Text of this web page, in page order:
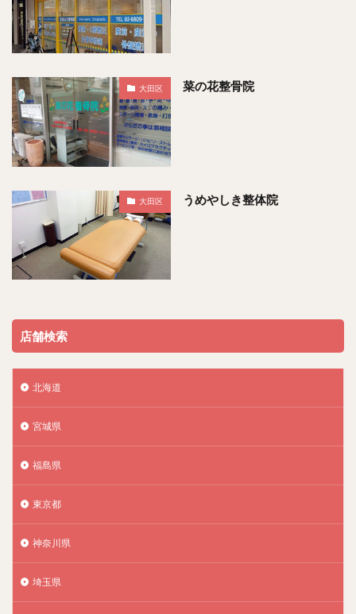
大田区 菜の花整骨院
大田区 うめやしき整体院
店舗検索
北海道
宮城県
福島県
東京都
神奈川県
埼玉県